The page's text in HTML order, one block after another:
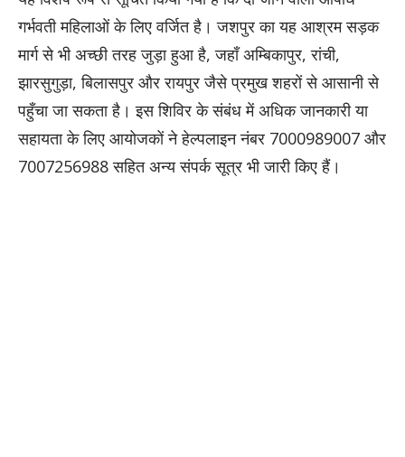
गर्भवती महिलाओं के लिए वर्जित है। जशपुर का यह आश्रम सड़क
मार्ग से भी अच्छी तरह जुड़ा हुआ है, जहाँ अम्बिकापुर, रांची,
झारसुगुड़ा, बिलासपुर और रायपुर जैसे प्रमुख शहरों से आसानी से
पहुँचा जा सकता है। इस शिविर के संबंध में अधिक जानकारी या
सहायता के लिए आयोजकों ने हेल्पलाइन नंबर 7000989007 और
7007256988 सहित अन्य संपर्क सूत्र भी जारी किए हैं।